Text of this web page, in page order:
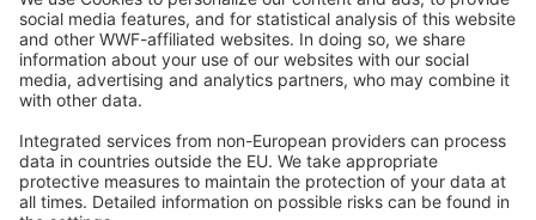
© Food ImpactsLegal notice
InstagramFacebookXLinkedIn